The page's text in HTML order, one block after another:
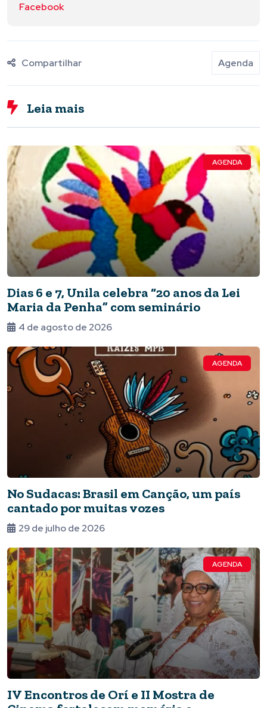
Facebook
Compartilhar Agenda
Leia mais
AGENDA
Dias 6 e 7, Unila celebra “20 anos da Lei
Maria da Penha” com seminário
4 de agosto de 2026
AGENDA
No Sudacas: Brasil em Canção, um país
cantado por muitas vozes
29 de julho de 2026
AGENDA
IV Encontros de Orí e II Mostra de